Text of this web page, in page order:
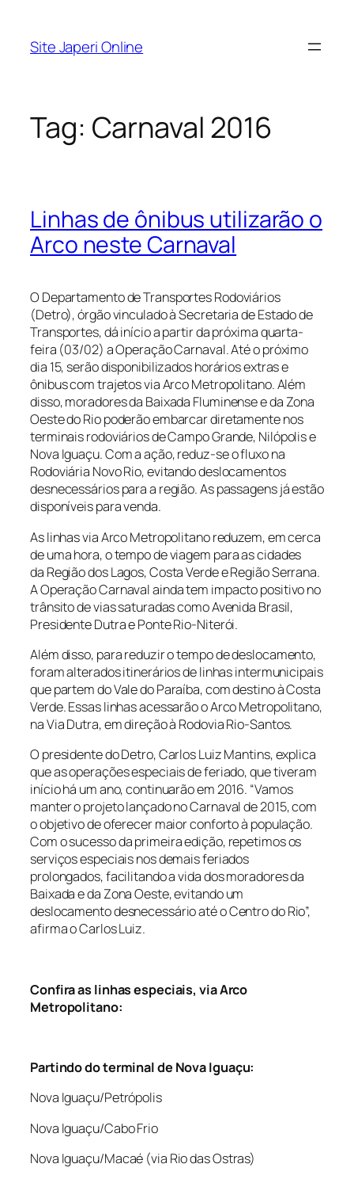
Site Japeri Online
Tag: Carnaval 2016
Linhas de ônibus utilizarão o
Arco neste Carnaval
O Departamento de Transportes Rodoviários
(Detro), órgão vinculado à Secretaria de Estado de
Transportes, dá início a partir da próxima quarta-
feira (03/02) a Operação Carnaval. Até o próximo
dia 15, serão disponibilizados horários extras e
ônibus com trajetos via Arco Metropolitano. Além
disso, moradores da Baixada Fluminense e da Zona
Oeste do Rio poderão embarcar diretamente nos
terminais rodoviários de Campo Grande, Nilópolis e
Nova Iguaçu. Com a ação, reduz-se o fluxo na
Rodoviária Novo Rio, evitando deslocamentos
desnecessários para a região. As passagens já estão
disponíveis para venda.
As linhas via Arco Metropolitano reduzem, em cerca
de uma hora, o tempo de viagem para as cidades
da Região dos Lagos, Costa Verde e Região Serrana.
A Operação Carnaval ainda tem impacto positivo no
trânsito de vias saturadas como Avenida Brasil,
Presidente Dutra e Ponte Rio-Niterói.
Além disso, para reduzir o tempo de deslocamento,
foram alterados itinerários de linhas intermunicipais
que partem do Vale do Paraíba, com destino à Costa
Verde. Essas linhas acessarão o Arco Metropolitano,
na Via Dutra, em direção à Rodovia Rio-Santos.
O presidente do Detro, Carlos Luiz Mantins, explica
que as operações especiais de feriado, que tiveram
início há um ano, continuarão em 2016. “Vamos
manter o projeto lançado no Carnaval de 2015, com
o objetivo de oferecer maior conforto à população.
Com o sucesso da primeira edição, repetimos os
serviços especiais nos demais feriados
prolongados, facilitando a vida dos moradores da
Baixada e da Zona Oeste, evitando um
deslocamento desnecessário até o Centro do Rio”,
afirma o Carlos Luiz.
Confira as linhas especiais, via Arco
Metropolitano:
Partindo do terminal de Nova Iguaçu:
Nova Iguaçu/Petrópolis
Nova Iguaçu/Cabo Frio
Nova Iguaçu/Macaé (via Rio das Ostras)